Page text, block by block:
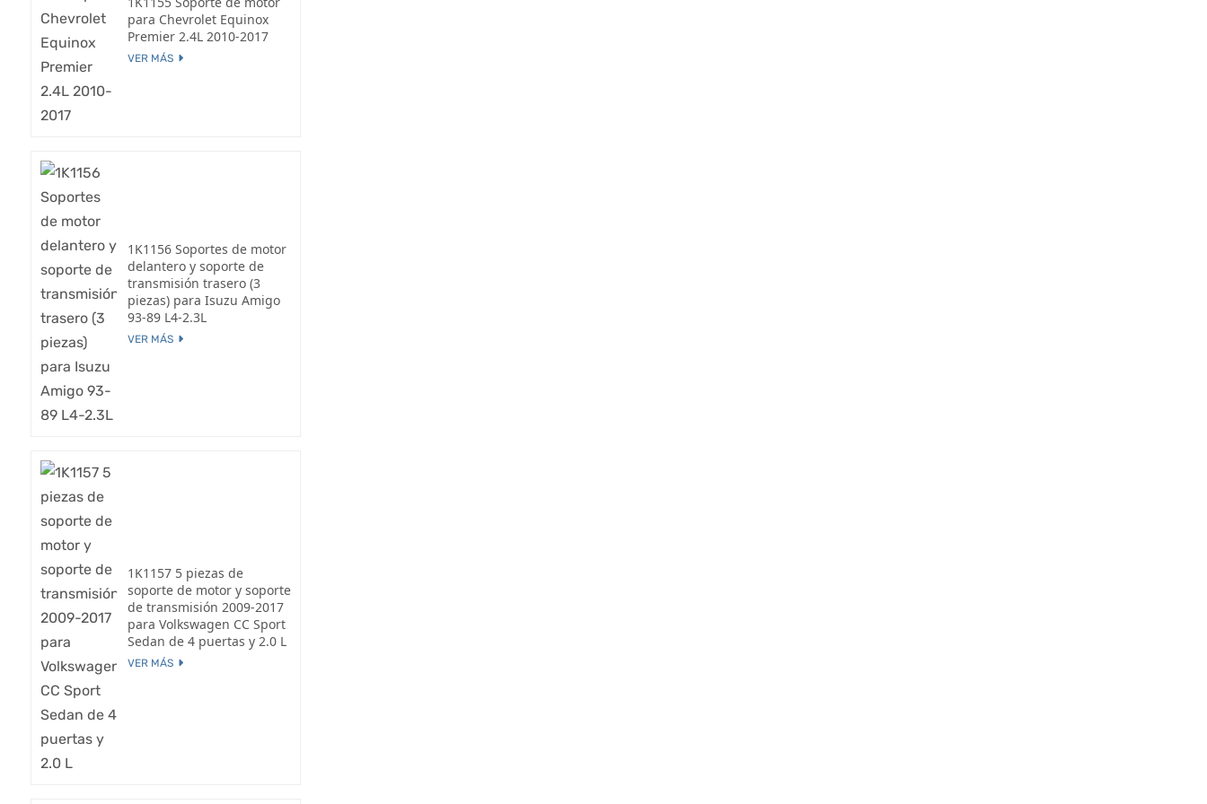
para Chevrolet Equinox
Premier 2.4L 2010-2017
VER MÁS
1K1156 Soportes de motor
delantero y soporte de
transmisión trasero (3
piezas) para Isuzu Amigo
93-89 L4-2.3L
VER MÁS
1K1157 5 piezas de
soporte de motor y soporte
de transmisión 2009-2017
para Volkswagen CC Sport
Sedan de 4 puertas y 2.0 L
VER MÁS